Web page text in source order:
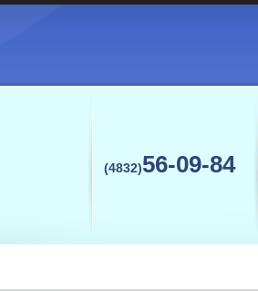
(4832)56-09-84